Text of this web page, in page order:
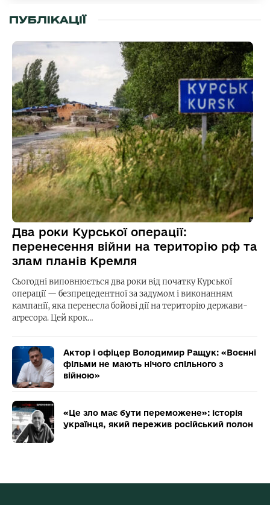
ПУБЛІКАЦІЇ
Два роки Курської операції:
перенесення війни на територію рф та
злам планів Кремля
Сьогодні виповнюється два роки від початку Курської
операції — безпрецедентної за задумом і виконанням
кампанії, яка перенесла бойові дії на територію держави-
агресора. Цей крок…
Актор і офіцер Володимир Ращук: «Воєнні
фільми не мають нічого спільного з
війною»
«Це зло має бути переможене»: історія
українця, який пережив російський полон